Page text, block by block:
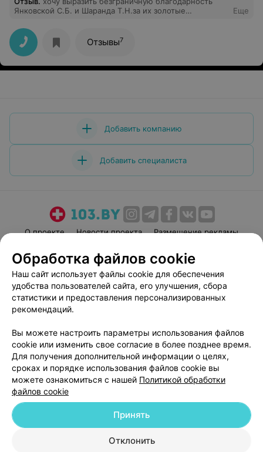
Янковской С.Б. и Шаранда Т.Н.за их золотые
прекрасных малышей.Я всегда глядя на своих детей
мысленно благодарю их за то что я МАМА . СПАСИБО
ВАМ.
Еще
Отзывы7
Добавить компанию
Добавить специалиста
О проекте Новости проекта
Размещение рекламы
Пользовательское соглашение
Способы оплаты
Вакансии
Партнеры
Написать руководителю 103.by
Персональные настройки cookie
Обработка персональных данных
© 2026 ООО «Артокс Лаб», УНП 191700409| 220012, Республика Беларусь,
г. Минск, улица Толбухина, 2, пом. 16 | help@103.by
Обработка файлов cookie
Наш сайт использует файлы cookie для обеспечения
удобства пользователей сайта, его улучшения, сбора
статистики и предоставления персонализированных
рекомендаций.
Вы можете настроить параметры использования файлов
cookie или изменить свое согласие в более позднее время.
Для получения дополнительной информации о целях,
сроках и порядке использования файлов cookie вы
можете ознакомиться с нашей Политикой обработки
файлов cookie
Отклонить
Принять